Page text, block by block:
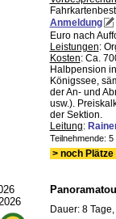
Anmeldung
Euro nach
Leistungen:
Kosten: Ca.
Halbpension
Königssee,
der An- und
usw.).
der Sektion.
Leitung:
Teilnehmende:
> noch
Dauer: 8